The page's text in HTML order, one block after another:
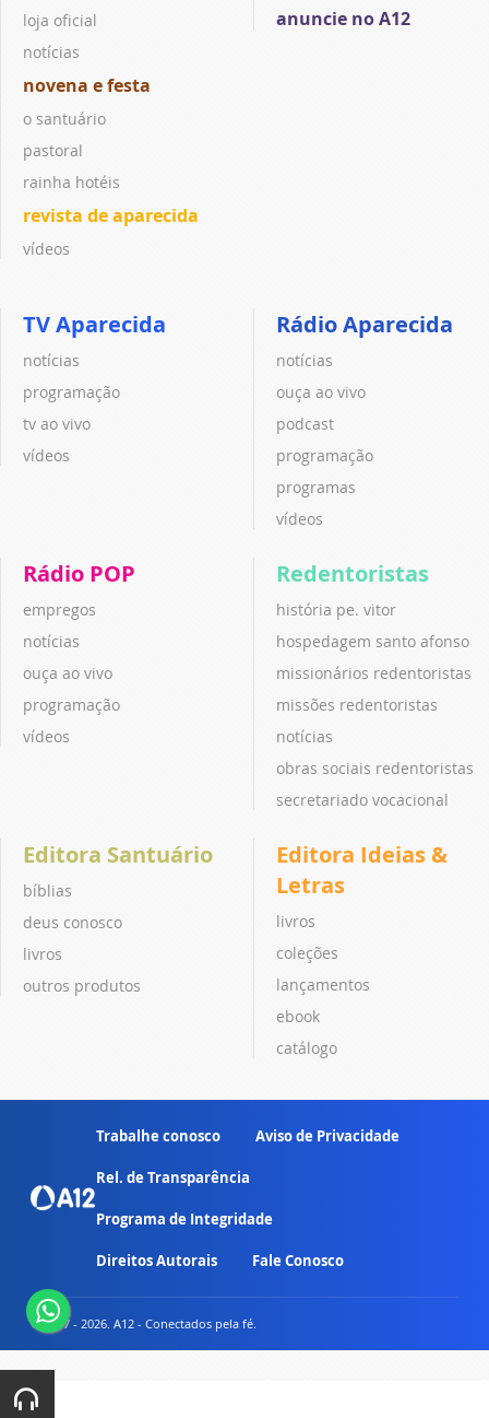
loja oficial
notícias
novena e festa
o santuário
pastoral
rainha hotéis
revista de aparecida
vídeos
anuncie no A12
TV Aparecida
notícias
programação
tv ao vivo
vídeos
Rádio Aparecida
notícias
ouça ao vivo
podcast
programação
programas
vídeos
Rádio POP
empregos
notícias
ouça ao vivo
programação
vídeos
Redentoristas
história pe. vitor
hospedagem santo afonso
missionários redentoristas
missões redentoristas
notícias
obras sociais redentoristas
secretariado vocacional
Editora Santuário
bíblias
deus conosco
livros
outros produtos
Editora Ideias &
Letras
livros
coleções
lançamentos
ebook
catálogo
Trabalhe conosco Aviso de Privacidade
Rel. de Transparência
Programa de Integridade
Direitos Autorais Fale Conosco
© 2007 - 2026. A12 - Conectados pela fé.